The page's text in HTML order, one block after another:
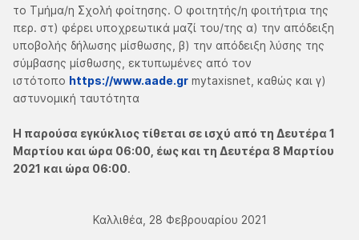
το Τμήμα/η Σχολή φοίτησης. Ο φοιτητής/η φοιτήτρια της
περ. στ) φέρει υποχρεωτικά μαζί του/της α) την απόδειξη
υποβολής δήλωσης μίσθωσης, β) την απόδειξη λύσης της
σύμβασης μίσθωσης, εκτυπωμένες από τον
ιστότοπο https://www.aade.gr mytaxisnet, καθώς και γ)
αστυνομική ταυτότητα
Η παρούσα εγκύκλιος τίθεται σε ισχύ από τη Δευτέρα 1
Μαρτίου και ώρα 06:00, έως και τη Δευτέρα 8 Μαρτίου
2021 και ώρα 06:00.
Καλλιθέα, 28 Φεβρουαρίου 2021